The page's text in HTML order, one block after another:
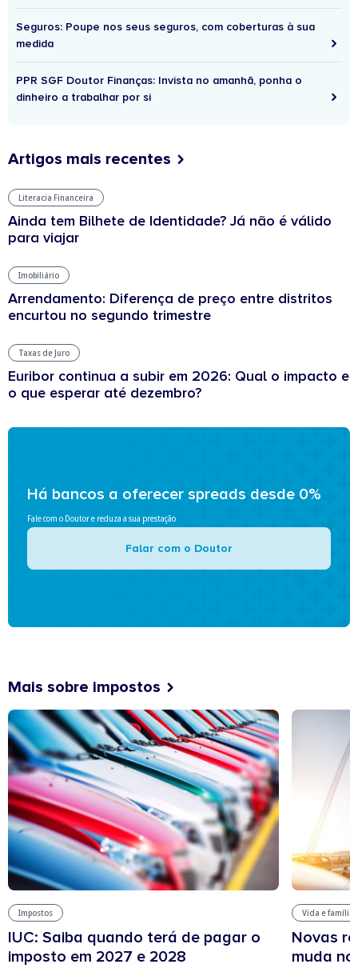
Seguros: Poupe nos seus seguros, com coberturas à sua
medida
PPR SGF Doutor Finanças: Invista no amanhã, ponha o
dinheiro a trabalhar por si
Artigos mais recentes
Literacia Financeira
Ainda tem Bilhete de Identidade? Já não é válido
para viajar
Imobiliário
Arrendamento: Diferença de preço entre distritos
encurtou no segundo trimestre
Taxas de Juro
Euribor continua a subir em 2026: Qual o impacto e
o que esperar até dezembro?
Há bancos a oferecer spreads desde 0%
Fale com o Doutor e reduza a sua prestação
Falar com o Doutor
Mais sobre impostos
Impostos
IUC: Saiba quando terá de pagar o
imposto em 2027 e 2028
Vida e família
Novas
muda